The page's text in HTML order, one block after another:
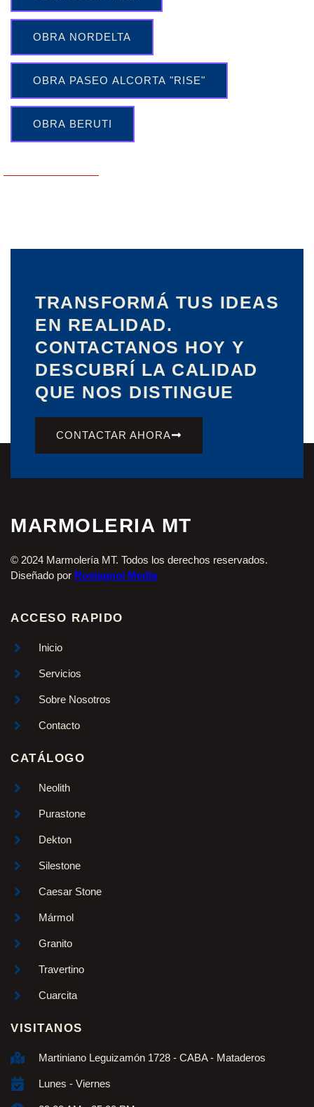
OBRA NORDELTA
OBRA PASEO ALCORTA "RISE"
OBRA BERUTI
TRANSFORMÁ TUS IDEAS
EN REALIDAD.
CONTACTANOS HOY Y
DESCUBRÍ LA CALIDAD
QUE NOS DISTINGUE
CONTACTAR AHORA
MARMOLERIA MT
© 2024 Marmolería MT. Todos los derechos reservados.
Diseñado por Rostagnol Media
ACCESO RAPIDO
Inicio
Servicios
Sobre Nosotros
Contacto
CATÁLOGO
Neolith
Purastone
Dekton
Silestone
Caesar Stone
Mármol
Granito
Travertino
Cuarcita
VISITANOS
Martiniano Leguizamón 1728 - CABA - Mataderos
Lunes - Viernes